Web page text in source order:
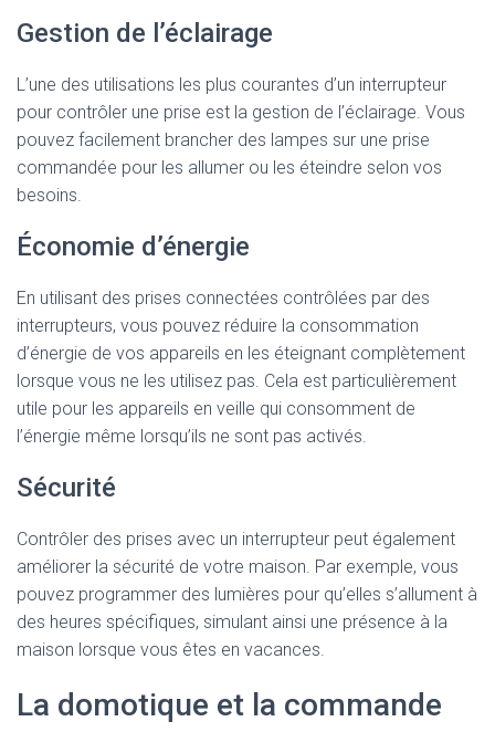
Gestion de l’éclairage
L’une des utilisations les plus courantes d’un interrupteur
pour contrôler une prise est la gestion de l’éclairage. Vous
pouvez facilement brancher des lampes sur une prise
commandée pour les allumer ou les éteindre selon vos
besoins.
Économie d’énergie
En utilisant des prises connectées contrôlées par des
interrupteurs, vous pouvez réduire la consommation
d’énergie de vos appareils en les éteignant complètement
lorsque vous ne les utilisez pas. Cela est particulièrement
utile pour les appareils en veille qui consomment de
l’énergie même lorsqu’ils ne sont pas activés.
Sécurité
Contrôler des prises avec un interrupteur peut également
améliorer la sécurité de votre maison. Par exemple, vous
pouvez programmer des lumières pour qu’elles s’allument à
des heures spécifiques, simulant ainsi une présence à la
maison lorsque vous êtes en vacances.
La domotique et la commande